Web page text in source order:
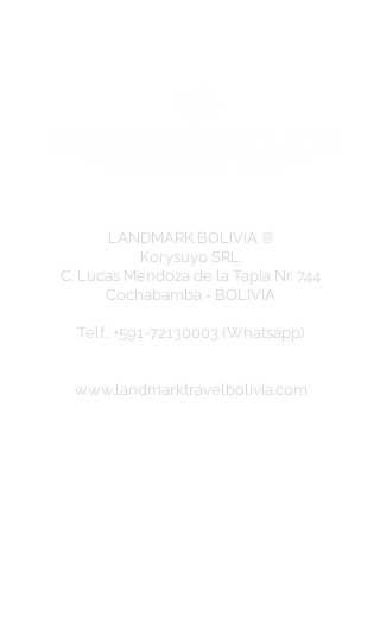
LANDMARK BOLIVIA ®
Korysuyo SRL.
C. Lucas Mendoza de la Tapia Nr. 744
Cochabamba - BOLIVIA
​Telf.: +591-72130003 (Whatsapp)
www.landmarktravelbolivia.com